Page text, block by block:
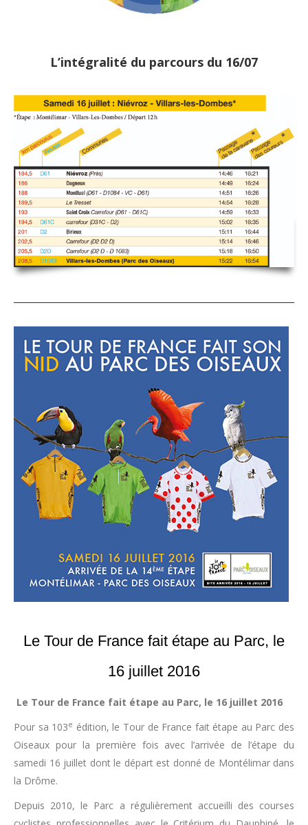
L’intégralité du parcours du 16/07
Le Tour de France fait étape au Parc, le
16 juillet 2016
Le Tour de France fait étape au Parc, le 16 juillet 2016
Pour sa 103e édition, le Tour de France fait étape au Parc des
Oiseaux pour la première fois avec l’arrivée de l’étape du
samedi 16 juillet dont le départ est donné de Montélimar dans
la Drôme.
Depuis 2010, le Parc a régulièrement accueilli des courses